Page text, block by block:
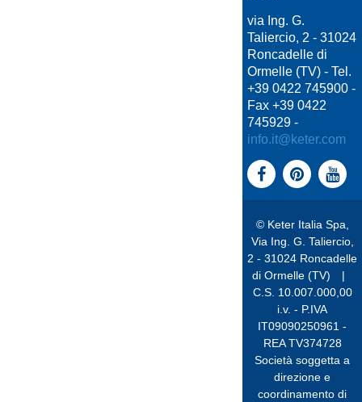
via Ing. G.
Taliercio, 2 - 31024
Roncadelle di
Ormelle (TV) - Tel.
+39 0422 745900 -
Fax +39 0422
745929 -
info.it@keter.com
© Keter Italia Spa,
Via Ing. G. Taliercio,
2 - 31024 Roncadelle
di Ormelle (TV)
|
C.S. 10.007.000,00
i.v. - P.IVA
IT09090250961 -
REA TV374728
Società soggetta a
direzione e
coordinamento di